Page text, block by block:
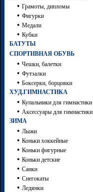
• Грамоты, дипломы
• Фигурки
• Медали
• Кубки
БАТУТЫ
СПОРТИВНАЯ ОБУВЬ
• Чешки, балетки
• Футзалки
• Боксерки, борцовки
ХУД.ГИМНАСТИКА
• Купальники для гимнастики
• Аксессуары для гимнастики
ЗИМА
• Лыжи
• Коньки хоккейные
• Коньки фигурные
• Коньки детские
• Санки
• Снегокаты
• Ледянки